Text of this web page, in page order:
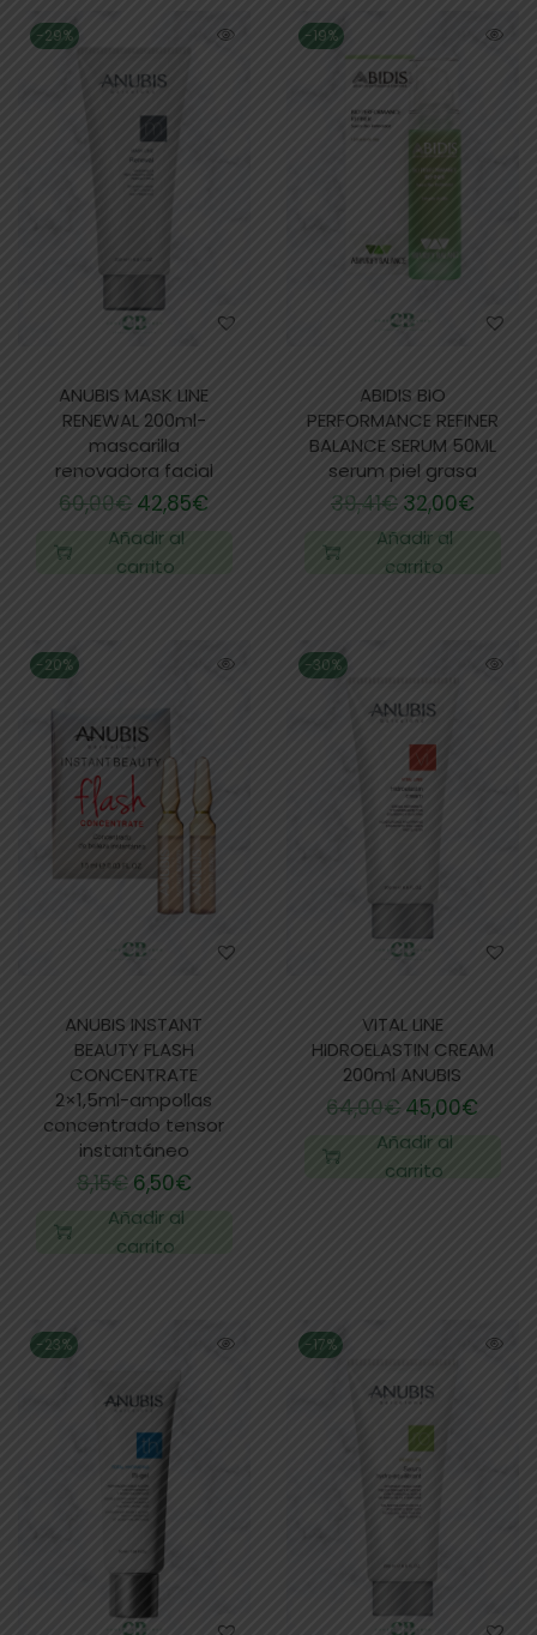
-29%
ANUBIS MASK LINE
RENEWAL 200ml-
mascarilla
renovadora facial
60,00€42,85€
Añadir al
carrito
-19%
ABIDIS BIO
PERFORMANCE REFINER
BALANCE SERUM 50ML
serum piel grasa
39,41€ 32,00€
Añadir al
carrito
-20%
ANUBIS INSTANT
BEAUTY FLASH
CONCENTRATE
2×1,5ml-ampollas
concentrado tensor
instantáneo
8,15€ 6,50€
Añadir al
carrito
-30%
VITAL LINE
HIDROELASTIN CREAM
200ml ANUBIS
64,00€45,00€
Añadir al
carrito
-23% -17%